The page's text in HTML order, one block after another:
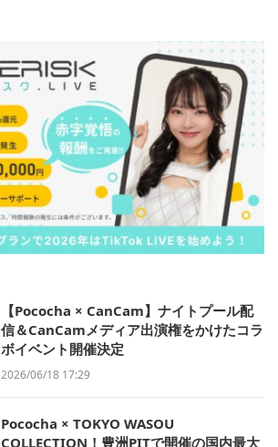
【Pococha × CanCam】ナイトプール配
信＆CanCamメディア出演権をかけたコラ
ボイベント開催決定
2026/06/18 17:29
Pococha × TOKYO WASOU
COLLECTION！豊洲PITで開催の国内最大